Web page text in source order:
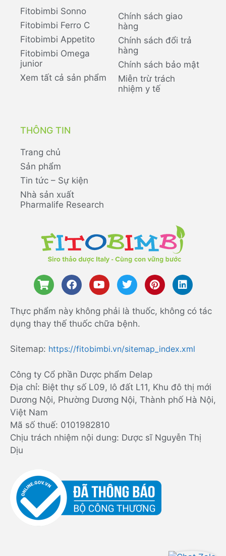
Fitobimbi Sonno
Fitobimbi Ferro C
Fitobimbi Appetito
Fitobimbi Omega
junior
Xem tất cả sản phẩm
Chính sách giao
hàng
Chính sách đổi trả
hàng
Chính sách bảo mật
Miễn trừ trách
nhiệm y tế
THÔNG TIN
Trang chủ
Sản phẩm
Tin tức – Sự kiện
Nhà sản xuất
Pharmalife Research
Thực phẩm này không phải là thuốc, không có tác
dụng thay thế thuốc chữa bệnh.
Sitemap: https://fitobimbi.vn/sitemap_index.xml
Công ty Cổ phần Dược phẩm Delap
Địa chỉ: Biệt thự số L09, lô đất L11, Khu đô thị mới
Dương Nội, Phường Dương Nội, Thành phố Hà Nội,
Việt Nam
Mã số thuế: 0101982810
Chịu trách nhiệm nội dung: Dược sĩ Nguyễn Thị
Dịu